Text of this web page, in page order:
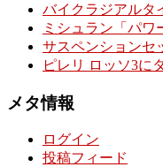
バイクラジアルタ
ミシュラン「パワ
サスペンションセ
ピレリ ロッソ3に
メタ情報
ログイン
投稿フィード